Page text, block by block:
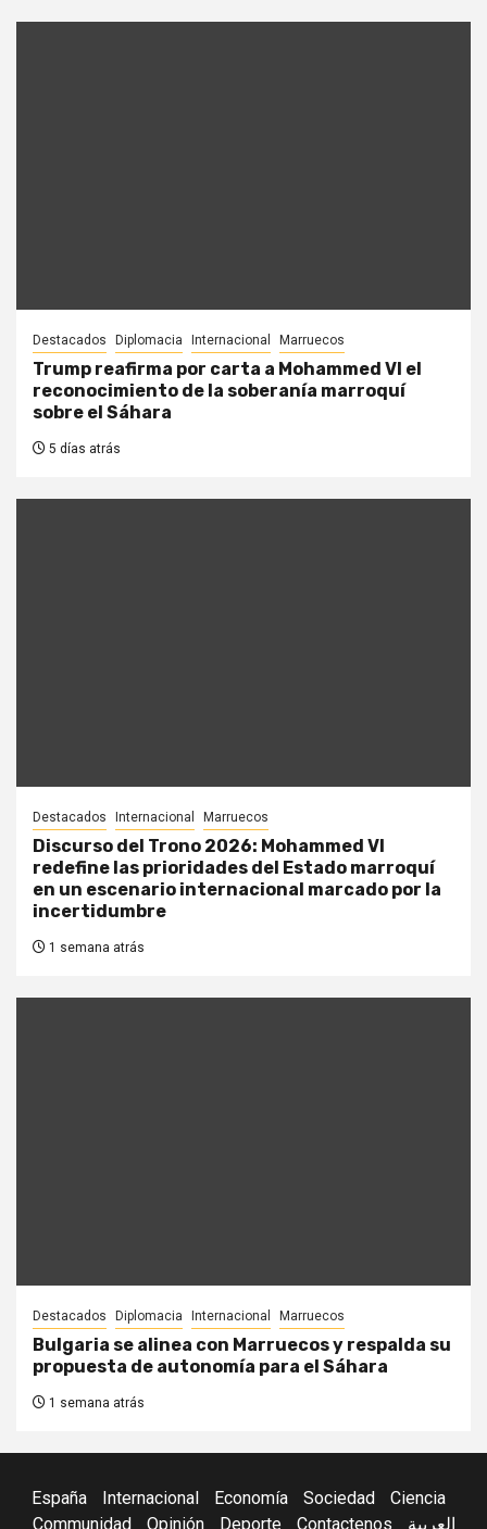
Destacados Diplomacia Internacional Marruecos
Trump reafirma por carta a Mohammed VI el
reconocimiento de la soberanía marroquí
sobre el Sáhara
5 días atrás
Destacados Internacional Marruecos
Discurso del Trono 2026: Mohammed VI
redefine las prioridades del Estado marroquí
en un escenario internacional marcado por la
incertidumbre
1 semana atrás
Destacados Diplomacia Internacional Marruecos
Bulgaria se alinea con Marruecos y respalda su
propuesta de autonomía para el Sáhara
1 semana atrás
España Internacional Economía Sociedad
Ciencia
Communidad
Opinión Deporte Contactenos العربية